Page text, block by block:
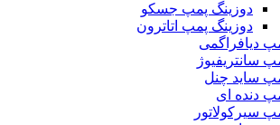
دوزینگ پمپ جسکو
دوزینگ پمپ اتاترون
دیافراگمی
سانتریفیوژ
ساید چنل
دنده ای
سیرکولاتور